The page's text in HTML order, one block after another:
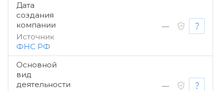
Дата
создания
компании
Источник
ФНС РФ
—
Основной
вид
деятельности
—